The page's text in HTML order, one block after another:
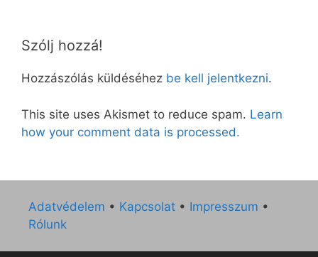
Szólj hozzá!
Hozzászólás küldéséhez be kell jelentkezni.
This site uses Akismet to reduce spam. Learn
how your comment data is processed.
Adatvédelem • Kapcsolat • Impresszum •
Rólunk